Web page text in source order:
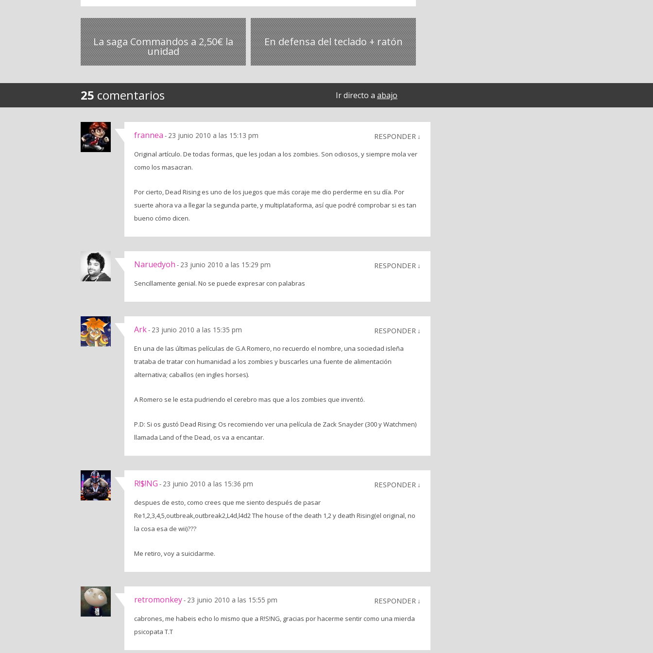
La saga Commandos a 2,50€ la
unidad
En defensa del teclado + ratón
25 comentarios Ir directo a abajo
frannea - 23 junio 2010 a las 15:13 pm RESPONDER ↓
Original artículo. De todas formas, que les jodan a los zombies. Son odiosos, y siempre mola ver
como los masacran.
Por cierto, Dead Rising es uno de los juegos que más coraje me dio perderme en su día. Por
suerte ahora va a llegar la segunda parte, y multiplataforma, así que podré comprobar si es tan
bueno cómo dicen.
Naruedyoh - 23 junio 2010 a las 15:29 pm RESPONDER ↓
Sencillamente genial. No se puede expresar con palabras
Ark- 23 junio 2010 a las 15:35 pm RESPONDER ↓
En una de las últimas películas de G.A Romero, no recuerdo el nombre, una sociedad isleña
trataba de tratar con humanidad a los zombies y buscarles una fuente de alimentación
alternativa; caballos (en ingles horses).
A Romero se le esta pudriendo el cerebro mas que a los zombies que inventó.
P.D: Si os gustó Dead Rising; Os recomiendo ver una película de Zack Snayder (300 y Watchmen)
llamada Land of the Dead, os va a encantar.
R!$!NG - 23 junio 2010 a las 15:36 pm RESPONDER ↓
despues de esto, como crees que me siento después de pasar
Re1,2,3,4,5,outbreak,outbreak2,L4d,l4d2 The house of the death 1,2 y death Rising(el original, no
la cosa esa de wii)???
Me retiro, voy a suicidarme.
retromonkey- 23 junio 2010 a las 15:55 pm RESPONDER ↓
cabrones, me habeis echo lo mismo que a R!S!NG, gracias por hacerme sentir como una mierda
psicopata T.T